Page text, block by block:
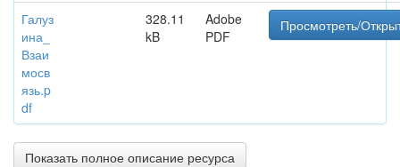
Галуз
ина_
Взаи
мосв
язь.p
df
328.11
kB
Adobe
PDF
Просмотреть/
Показать полное описание ресурса